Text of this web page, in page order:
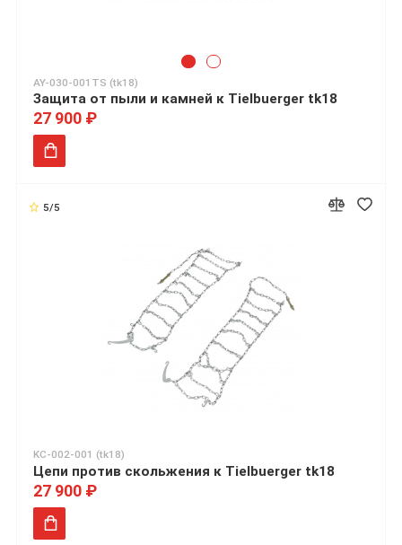
AY-030-001TS (tk18)
Защита от пыли и камней к Tielbuerger tk18
27 900 ₽
5/5
KC-002-001 (tk18)
Цепи против скольжения к Tielbuerger tk18
27 900 ₽